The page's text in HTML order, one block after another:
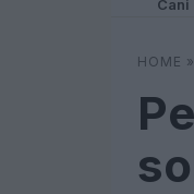
Cani
HOME »